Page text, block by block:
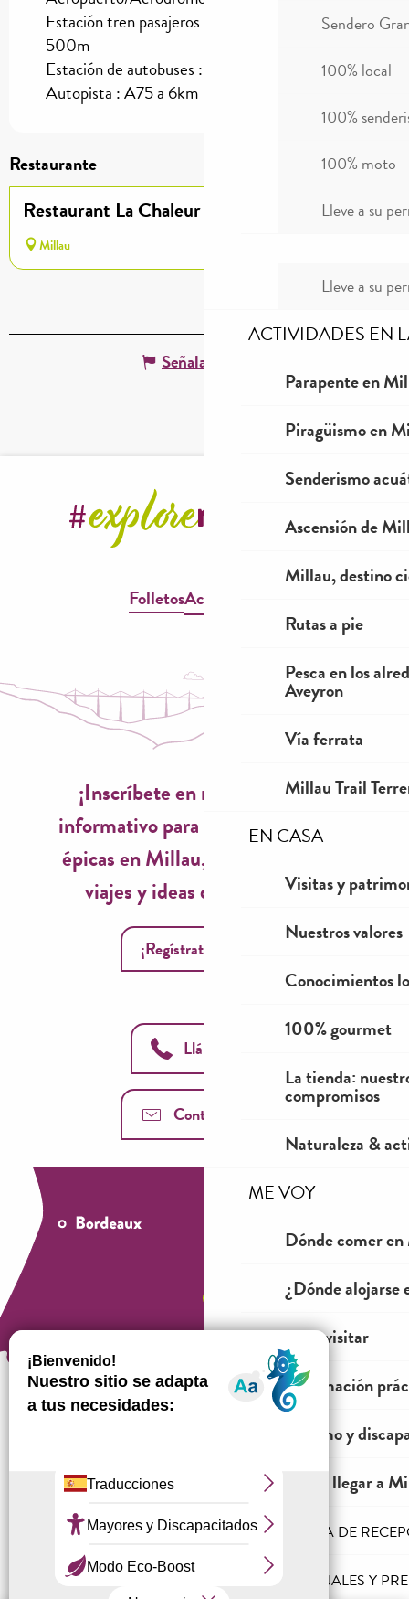
LA AGENCIA DE
PROFESIONALES Y
Sendero
100% local
100%
100% moto
Lleve a su
Lleve a su
ACTIVIDADES EN
Parapente en
Piragüismo en
Senderismo
Ascensión de
Millau, destino
Rutas a pie
Pesca en los
Aveyron
Vía ferrata
Millau Trail
EN CASA
Visitas y
Nuestros valores
Conocimientos
100% gourmet
La tienda:
compromisos
Naturaleza &
ME VOY
Dónde comer
¿Dónde alojarse
Ver y visitar
Información
Turismo y
Cómo llegar a
Estación tren pasajeros (SNCF) : Millau a
500m
Estación de autobuses : Millau a 500m
Autopista : A75 a 6km
Restaurante
Restaurant La Chaleur Nordique
Millau
Señalar un error
FolletosAccesibilidad
¡Inscríbete en nuestro boletín
informativo para vivir experiencias
épicas en Millau, inspiraciones de
viajes y ideas de temporada!
¡Regístrate ahora!
Llámanos
Contáctenos
Información jurídica Condiciones generales de venta